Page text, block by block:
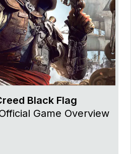
Black Flag
Game Overview